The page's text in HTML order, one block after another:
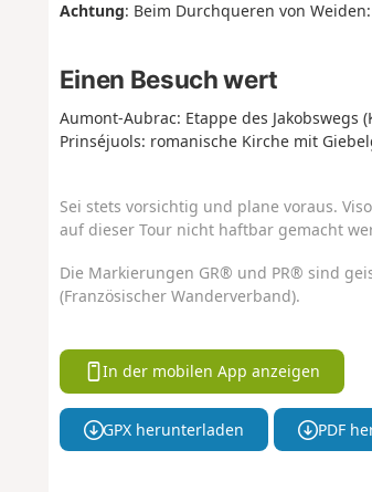
Achtung: Beim Durchqueren von
Einen Besuch wert
Aumont-Aubrac: Etappe des Jakobswegs
Prinséjuols: romanische Kirche mit
Sei stets vorsichtig und plane voraus.
auf dieser Tour nicht haftbar gemacht
Die Markierungen GR® und PR® sind
(Französischer Wanderverband).
In der mobilen App anzeigen
GPX herunterladen PDF